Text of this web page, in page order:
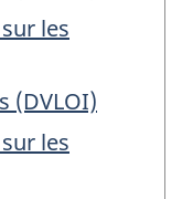
les
(DVLOI)
les